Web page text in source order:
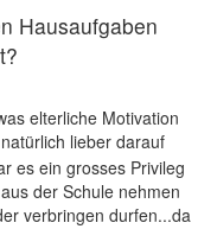
Hausaufgaben
elterliche Motivation
lieber darauf
es ein grosses Privileg
der Schule nehmen
verbringen durfen...da